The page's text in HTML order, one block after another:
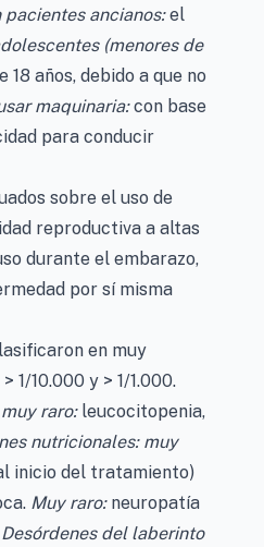
pacientes ancianos:el
(menores de
años, debido a que no
maquinaria:con base
para conducir
sobre el uso de
reproductiva a altas
durante el embarazo,
por sí misma
en muy
1/10.000 y > 1/1.000.
raro: leucocitopenia,
nutricionales: muy
inicio del tratamiento)
Muy raro:neuropatía
Desórdenes del laberinto